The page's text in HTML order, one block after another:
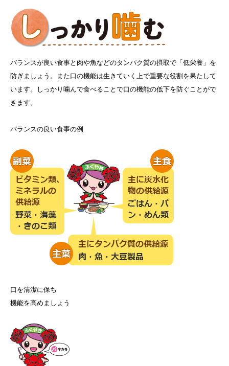
バランスが良い食事と肉や魚などのタンパク質の摂取で「低栄養」を
防ぎましょう。また口の機能は生きていく上で重要な役割を果たして
います。しっかり噛んで食べることで口の機能の低下を防ぐことがで
きます。
バランスの良い食事の例
口を清潔に保ち
機能を高めましょう